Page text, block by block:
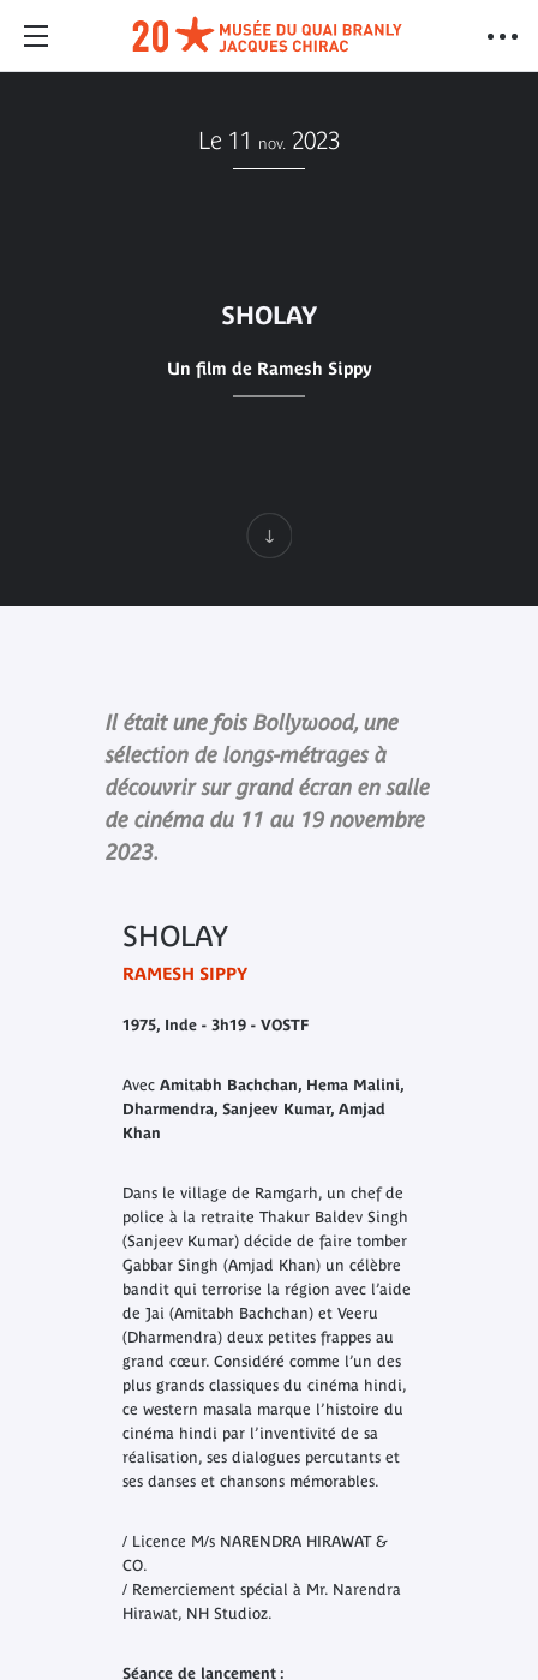
Le 11 nov. 2023
SHOLAY
Un film de Ramesh Sippy
Il était une fois Bollywood, une
sélection de longs-métrages à
découvrir sur grand écran en salle
de cinéma du 11 au 19 novembre
2023.
SHOLAY
RAMESH SIPPY
1975, Inde - 3h19 - VOSTF
Avec Amitabh Bachchan, Hema Malini,
Dharmendra, Sanjeev Kumar, Amjad
Khan
Dans le village de Ramgarh, un chef de
police à la retraite Thakur Baldev Singh
(Sanjeev Kumar) décide de faire tomber
Gabbar Singh (Amjad Khan) un célèbre
bandit qui terrorise la région avec l’aide
de Jai (Amitabh Bachchan) et Veeru
(Dharmendra) deux petites frappes au
grand cœur. Considéré comme l’un des
plus grands classiques du cinéma hindi,
ce western masala marque l’histoire du
cinéma hindi par l’inventivité de sa
réalisation, ses dialogues percutants et
ses danses et chansons mémorables.
/ Licence M/s NARENDRA HIRAWAT &
CO.
/ Remerciement spécial à Mr. Narendra
Hirawat, NH Studioz.
Séance de lancement :